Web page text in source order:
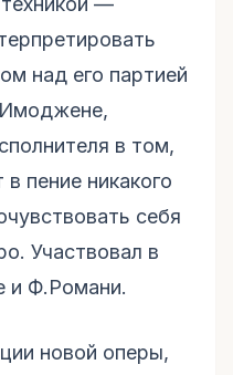
над его партией
Имоджене,
в том,
пение никакого
себя
Участвовал в
и Ф.Романи.
новой оперы,